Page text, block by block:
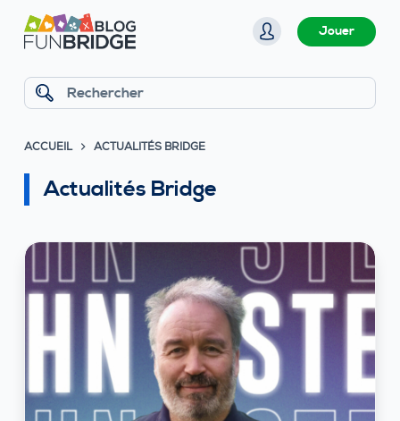
P
a
c
n
Jouer
Rechercher
ACCUEIL ACTUALITÉS BRIDGE
Actualités Bridge